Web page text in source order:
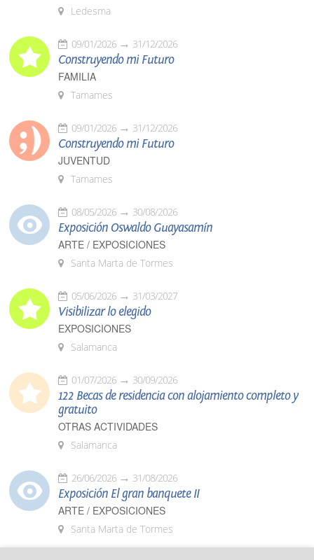
Ledesma
09/01/2026 31/12/2026
Construyendo mi Futuro
FAMILIA
Tamames
09/01/2026 31/12/2026
Construyendo mi Futuro
JUVENTUD
Tamames
08/05/2026 30/08/2026
Exposición Oswaldo Guayasamín
ARTE / EXPOSICIONES
Santa Marta de Tormes
05/06/2026 31/03/2027
Visibilizar lo elegido
EXPOSICIONES
Salamanca
01/07/2026 30/09/2026
122 Becas de residencia con alojamiento completo y
gratuito
OTRAS ACTIVIDADES
Salamanca
26/06/2026 31/08/2026
Exposición El gran banquete II
ARTE / EXPOSICIONES
Santa Marta de Tormes